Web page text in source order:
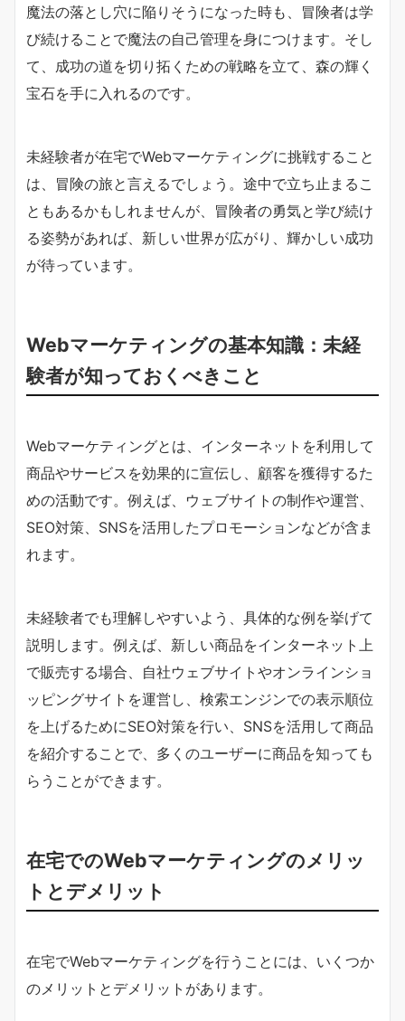
魔法の落とし穴に陥りそうになった時も、冒険者は学
び続けることで魔法の自己管理を身につけます。そし
て、成功の道を切り拓くための戦略を立て、森の輝く
宝石を手に入れるのです。
未経験者が在宅でWebマーケティングに挑戦すること
は、冒険の旅と言えるでしょう。途中で立ち止まるこ
ともあるかもしれませんが、冒険者の勇気と学び続け
る姿勢があれば、新しい世界が広がり、輝かしい成功
が待っています。
Webマーケティングの基本知識：未経
験者が知っておくべきこと
Webマーケティングとは、インターネットを利用して
商品やサービスを効果的に宣伝し、顧客を獲得するた
めの活動です。例えば、ウェブサイトの制作や運営、
SEO対策、SNSを活用したプロモーションなどが含ま
れます。
未経験者でも理解しやすいよう、具体的な例を挙げて
説明します。例えば、新しい商品をインターネット上
で販売する場合、自社ウェブサイトやオンラインショ
ッピングサイトを運営し、検索エンジンでの表示順位
を上げるためにSEO対策を行い、SNSを活用して商品
を紹介することで、多くのユーザーに商品を知っても
らうことができます。
在宅でのWebマーケティングのメリッ
トとデメリット
在宅でWebマーケティングを行うことには、いくつか
のメリットとデメリットがあります。